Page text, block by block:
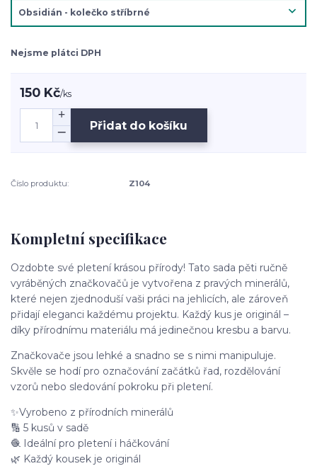
Nejsme plátci DPH
150 Kč/ks
Přidat do košíku
Číslo produktu: Z104
Kompletní specifikace
Ozdobte své pletení krásou přírody! Tato sada pěti ručně
vyráběných značkovačů je vytvořena z pravých minerálů,
které nejen zjednoduší vaši práci na jehlicích, ale zároveň
přidají eleganci každému projektu. Každý kus je originál –
díky přírodnímu materiálu má jedinečnou kresbu a barvu.
Značkovače jsou lehké a snadno se s nimi manipuluje.
Skvěle se hodí pro označování začátků řad, rozdělování
vzorů nebo sledování pokroku při pletení.
✨Vyrobeno z přírodních minerálů
🔢 5 kusů v sadě
🧶 Ideální pro pletení i háčkování
🌿 Každý kousek je originál